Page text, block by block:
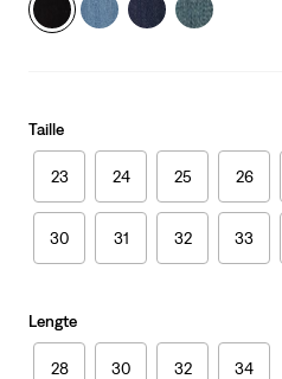
Taille
23 24 25 26
30 31 32 33
Lengte
28 30 32 34